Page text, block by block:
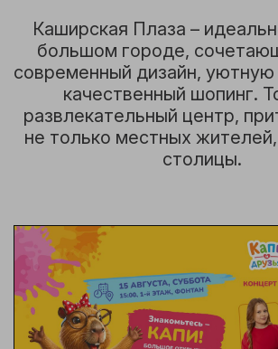
Каширская Плаза –
большом городе,
современный дизайн,
качественный шопинг.
развлекательный центр,
не только местных
столицы.